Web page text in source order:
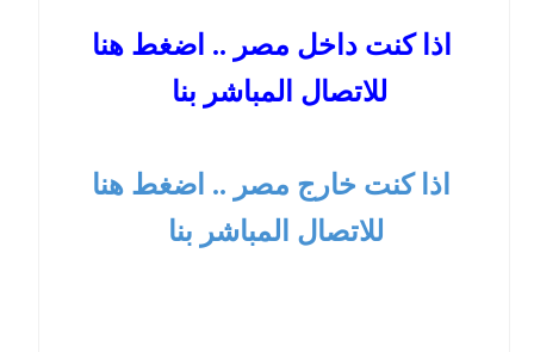
اذا كنت داخل مصر .. اضغط هنا
للاتصال المباشر بنا
اذا كنت خارج مصر .. اضغط هنا
للاتصال المباشر بنا